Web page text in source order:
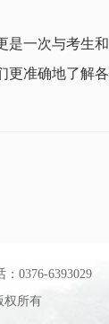
一次与考生
准确地了解
0376-6393029
权所有